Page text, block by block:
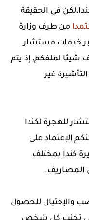
في الحقيقة
من طرف وزارة
عبر خدمات مستشار
شيئا لملفكم، إذ يتم
غير
للهجرة لكندا
الإعتماد على
كندا بمختلف
المصاريف.
والإحتيال للحصول